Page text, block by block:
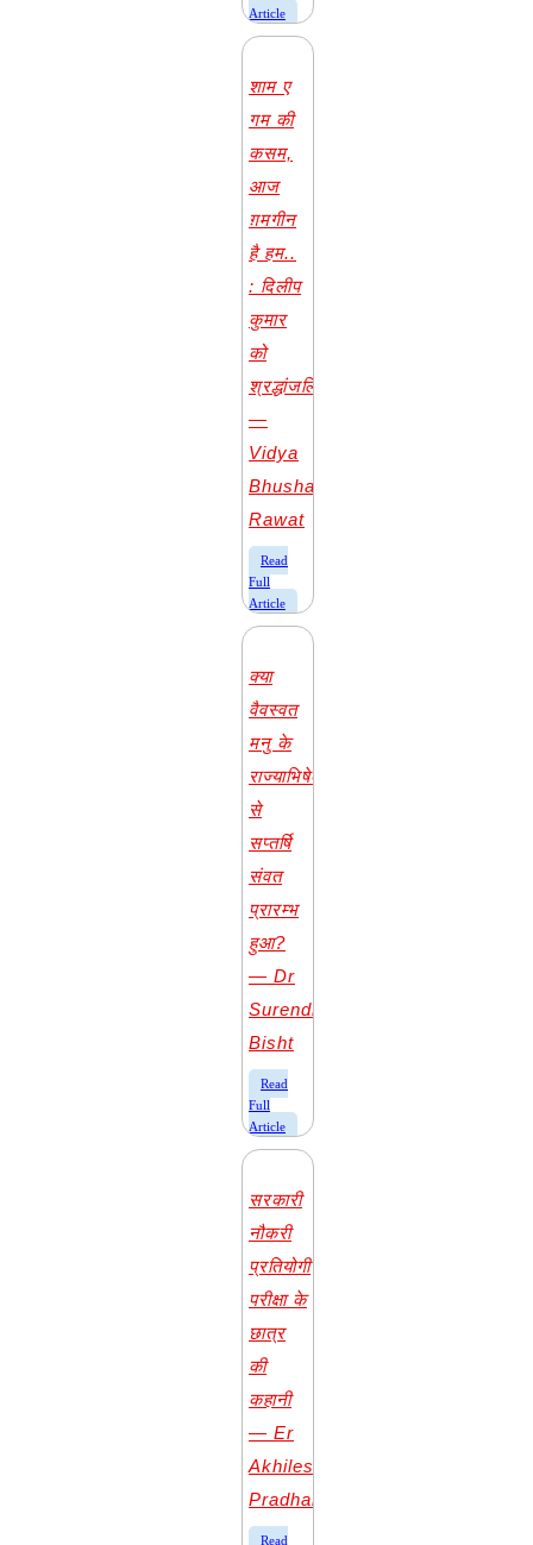
Article
शाम ए
गम की
कसम,
आज
ग़मगीन
है हम..
: दिलीप
कुमार
को
श्रद्धांजलि
—
Vidya
Bhushan
Rawat
​Read
Full
Article
क्या
वैवस्वत
मनु के
राज्याभिषेक
से
सप्तर्षि
संवत
प्रारम्भ
हुआ?
— Dr
Surendra
Bisht
​Read
Full
Article
सरकारी
नौकरी
प्रतियोगी
परीक्षा के
छात्र
की
कहानी
— Er
Akhilesh
Pradhan
​Read